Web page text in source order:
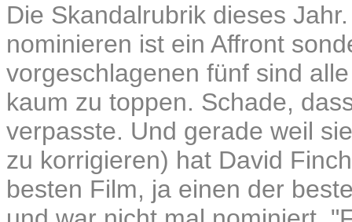
Die Skandalrubrik dieses
nominieren ist ein Affront
vorgeschlagenen fünf sind
kaum zu toppen. Schade,
verpasste. Und gerade weil
zu korrigieren) hat David
besten Film, ja einen der